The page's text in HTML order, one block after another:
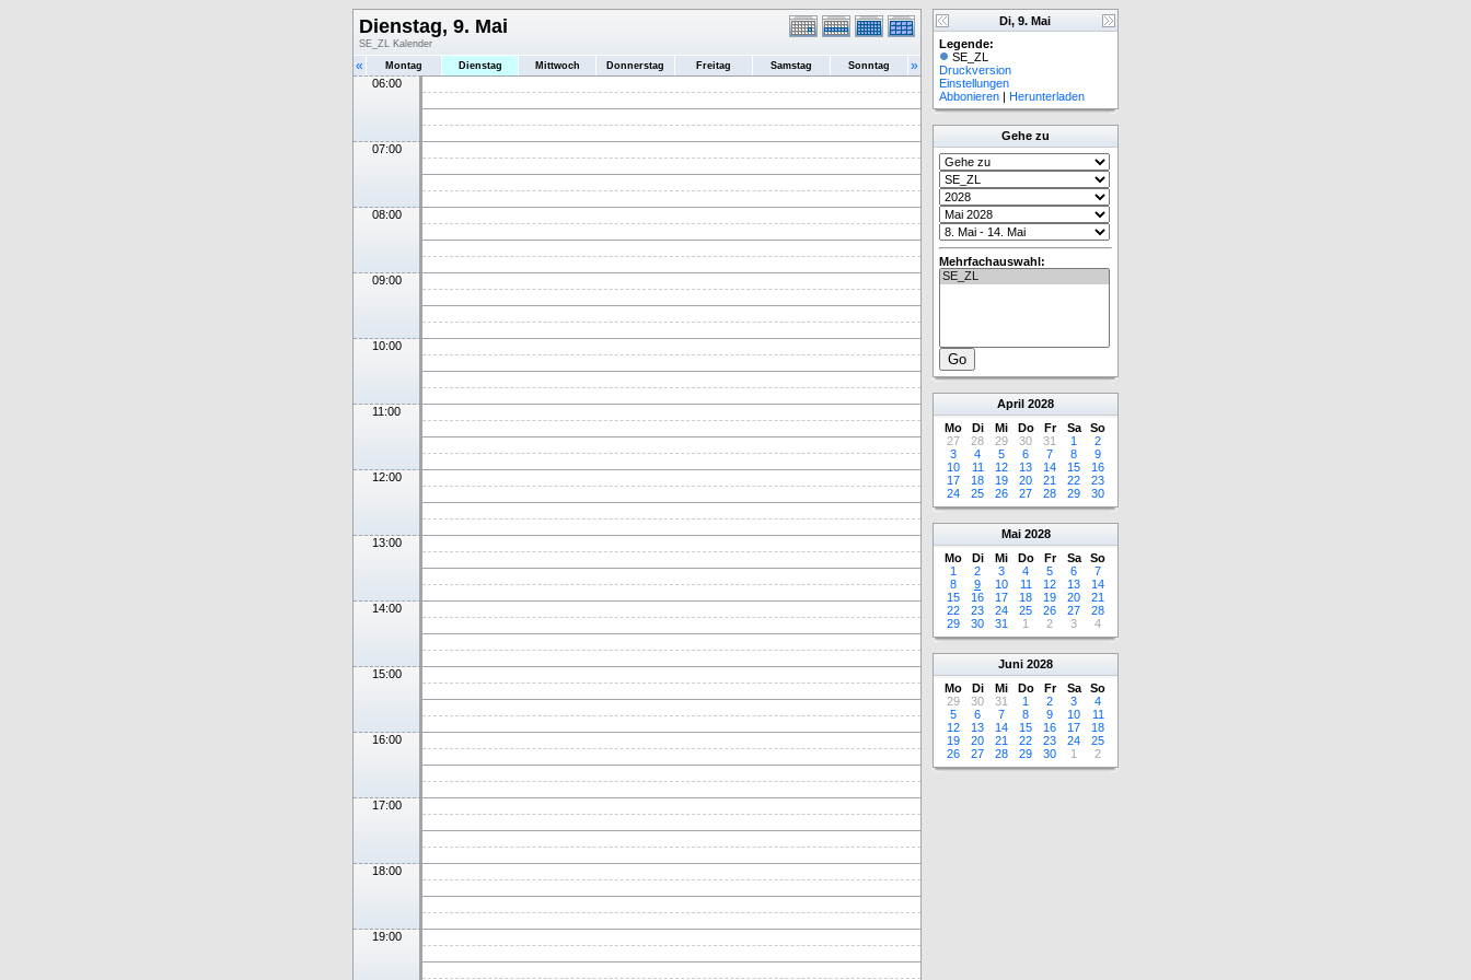
Dienstag, 9. Mai
SE_ZL Kalender
« Montag Dienstag Mittwoch Donnerstag Freitag Samstag Sonntag »
06:00
07:00
08:00
09:00
10:00
11:00
12:00
13:00
14:00
15:00
16:00
17:00
18:00
19:00
Di, 9. Mai
Legende:
SE_ZL
Druckversion
Einstellungen
Abbonieren | Herunterladen
Gehe zu
Mehrfachauswahl:
April 2028
Mo
Di Mi Do Fr Sa
So
27
28 29 30 31 1
2
3
4 5 6 7 8
9
10
11 12 13 14 15
16
17
18 19 20 21 22
23
24
25 26 27 28 29 30
Mai 2028
Mo
Di Mi Do Fr Sa
So
1
2 3 4 5 6
7
8
9 10 11 12 13
14
15
16 17 18 19 20
21
22
23 24 25 26 27
28
29
30 31 1 2 3 4
Juni 2028
Mo
Di Mi Do Fr Sa
So
29
30 31 1 2 3
4
5
6 7 8 9 10
11
12
13 14 15 16 17
18
19
20 21 22 23 24
25
26
27 28 29 30 1 2